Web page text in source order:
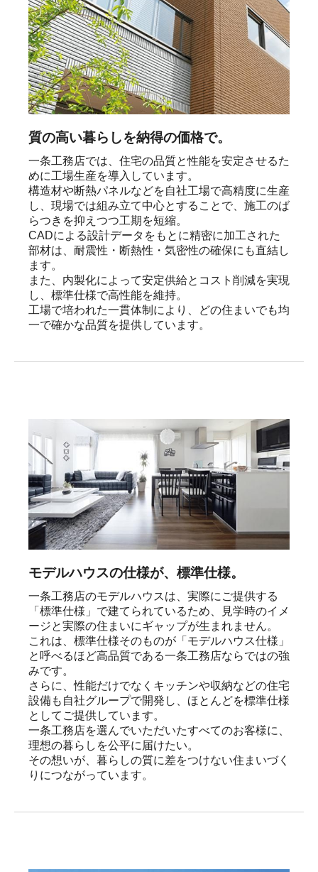
質の高い暮らしを納得の価格で。
一条工務店では、住宅の品質と性能を安定させるた
めに工場生産を導入しています。
構造材や断熱パネルなどを自社工場で高精度に生産
し、現場では組み立て中心とすることで、施工のば
らつきを抑えつつ工期を短縮。
CADによる設計データをもとに精密に加工された
部材は、耐震性・断熱性・気密性の確保にも直結し
ます。
また、内製化によって安定供給とコスト削減を実現
し、標準仕様で高性能を維持。
工場で培われた一貫体制により、どの住まいでも均
一で確かな品質を提供しています。
モデルハウスの仕様が、標準仕様。
一条工務店のモデルハウスは、実際にご提供する
「標準仕様」で建てられているため、見学時のイメ
ージと実際の住まいにギャップが生まれません。
これは、標準仕様そのものが「モデルハウス仕様」
と呼べるほど高品質である一条工務店ならではの強
みです。
さらに、性能だけでなくキッチンや収納などの住宅
設備も自社グループで開発し、ほとんどを標準仕様
としてご提供しています。
一条工務店を選んでいただいたすべてのお客様に、
理想の暮らしを公平に届けたい。
その想いが、暮らしの質に差をつけない住まいづく
りにつながっています。